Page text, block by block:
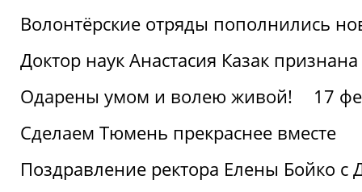
Волонтёрские отряды пополнились
Доктор наук Анастасия Казак
Одарены умом и волею живой!
17
Сделаем Тюмень прекраснее вместе
Поздравление ректора Елены Бойко с